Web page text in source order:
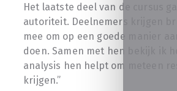
Het laatste deel van de cursus
autoriteit. Deelnemers krijgen
mee om op een goede manier
doen. Samen met hen bekijk ik
analysis hen helpt om meteen
krijgen.”